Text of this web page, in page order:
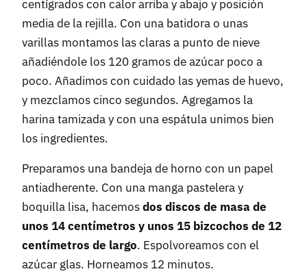
centígrados con calor arriba y abajo y posición
media de la rejilla. Con una batidora o unas
varillas montamos las claras a punto de nieve
añadiéndole los 120 gramos de azúcar poco a
poco. Añadimos con cuidado las yemas de huevo,
y mezclamos cinco segundos. Agregamos la
harina tamizada y con una espátula unimos bien
los ingredientes.
Preparamos una bandeja de horno con un papel
antiadherente. Con una manga pastelera y
boquilla lisa, hacemosdos discos de masa de
unos 14 centímetros y unos 15 bizcochos de 12
centímetros de largo. Espolvoreamos con el
azúcar glas. Horneamos 12 minutos.